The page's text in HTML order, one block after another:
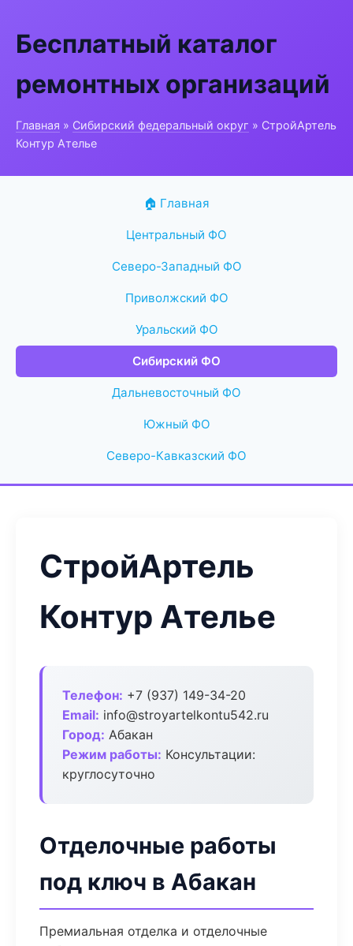
Бесплатный каталог
ремонтных организаций
Главная » Сибирский федеральный округ » СтройАртель
Контур Ателье
🏠 Главная
Центральный ФО
Северо-Западный ФО
Приволжский ФО
Уральский ФО
Сибирский ФО
Дальневосточный ФО
Южный ФО
Северо-Кавказский ФО
СтройАртель
Контур Ателье
Телефон: +7 (937) 149-34-20
Email: info@stroyartelkontu542.ru
Город: Абакан
Режим работы: Консультации:
круглосуточно
Отделочные работы
под ключ в Абакан
Премиальная отделка и отделочные